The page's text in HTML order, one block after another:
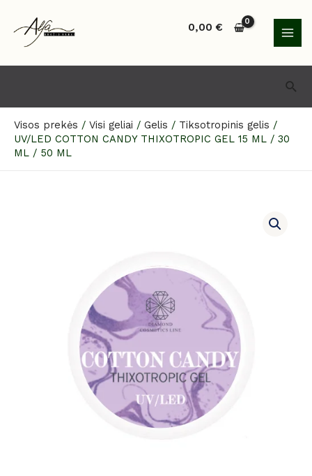
turinio
0,00€
Visos prekės / Visi geliai / Gelis / Tiksotropinis gelis /
UV/LED COTTON CANDY THIXOTROPIC GEL 15 ML / 30
ML / 50 ML